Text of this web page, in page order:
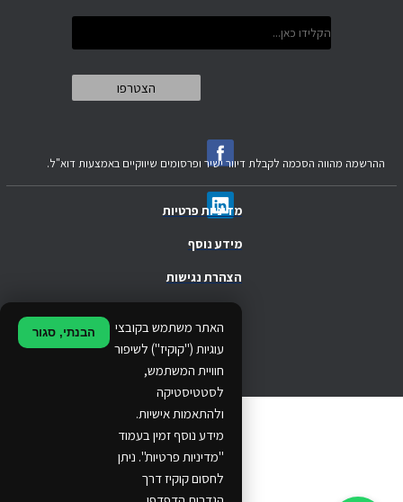
מדיניות פרטיות
האתר משתמש בקובצי
עוגיות ("קוקיז") לשיפור
חוויית המשתמש,
לסטטיסטיקה
ולהתאמות אישיות.
מידע נוסף זמין בעמוד
"מדיניות פרטיות". ניתן
לחסום קוקיז דרך
הבנתי, סגור
מידע נוסף
.
הצהרת נגישות
ההרשמה מהווה הסכמה לקבלת דיוור ישיר ופרסומים שיווקיים באמצעות דוא"ל.
© 2024 Ethos Business. All rights reserved.
...